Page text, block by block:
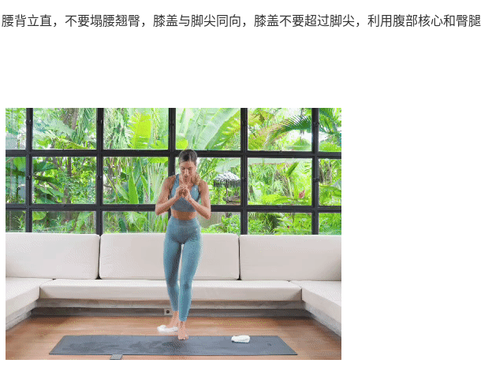
背立直，不要塌腰翘臀，膝盖与脚尖同向，膝盖不要超过脚尖，利用腹部核心和臀腿